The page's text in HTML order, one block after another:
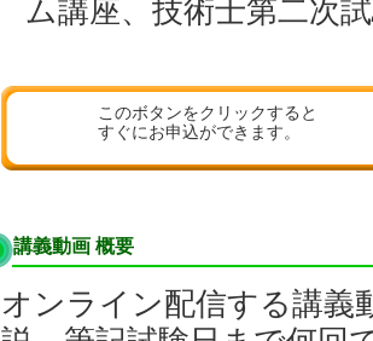
ム講座、 技術士第二次
このボタンをクリックすると
すぐにお申込ができます。
講義動画 概要
オンライン配信する講義